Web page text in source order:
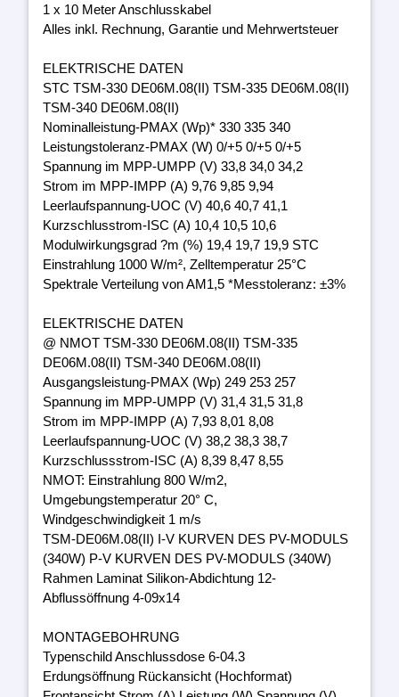
1 x 10 Meter Anschlusskabel
Alles inkl. Rechnung, Garantie und Mehrwertsteuer
ELEKTRISCHE DATEN
STC TSM-330 DE06M.08(II) TSM-335 DE06M.08(II)
TSM-340 DE06M.08(II)
Nominalleistung-PMAX (Wp)* 330 335 340
Leistungstoleranz-PMAX (W) 0/+5 0/+5 0/+5
Spannung im MPP-UMPP (V) 33,8 34,0 34,2
Strom im MPP-IMPP (A) 9,76 9,85 9,94
Leerlaufspannung-UOC (V) 40,6 40,7 41,1
Kurzschlusstrom-ISC (A) 10,4 10,5 10,6
Modulwirkungsgrad ?m (%) 19,4 19,7 19,9 STC
Einstrahlung 1000 W/m², Zelltemperatur 25°C
Spektrale Verteilung von AM1,5 *Messtoleranz: ±3%
ELEKTRISCHE DATEN
@ NMOT TSM-330 DE06M.08(II) TSM-335
DE06M.08(II) TSM-340 DE06M.08(II)
Ausgangsleistung-PMAX (Wp) 249 253 257
Spannung im MPP-UMPP (V) 31,4 31,5 31,8
Strom im MPP-IMPP (A) 7,93 8,01 8,08
Leerlaufspannung-UOC (V) 38,2 38,3 38,7
Kurzschlussstrom-ISC (A) 8,39 8,47 8,55
NMOT: Einstrahlung 800 W/m2,
Umgebungstemperatur 20° C,
Windgeschwindigkeit 1 m/s
TSM-DE06M.08(II) I-V KURVEN DES PV-MODULS
(340W) P-V KURVEN DES PV-MODULS (340W)
Rahmen Laminat Silikon-Abdichtung 12-
Abflussöffnung 4-09x14
MONTAGEBOHRUNG
Typenschild Anschlussdose 6-04.3
Erdungsöffnung Rückansicht (Hochformat)